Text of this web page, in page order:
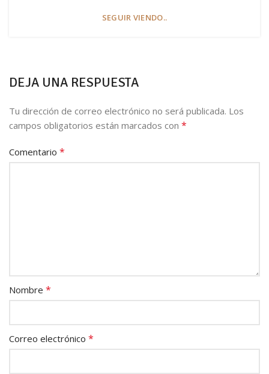
SEGUIR VIENDO..
DEJA UNA RESPUESTA
Tu dirección de correo electrónico no será publicada. Los
campos obligatorios están marcados con *
Comentario *
Nombre *
Correo electrónico *